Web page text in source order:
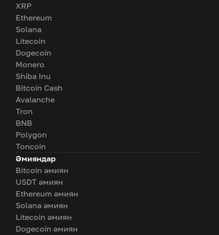
XRP
Ethereum
Solana
Litecoin
Dogecoin
Monero
Shiba Inu
Bitcoin Cash
Avalanche
Tron
BNB
Polygon
Toncoin
Әмияндар
Bitcoin әмиян
USDT әмиян
Ethereum әмиян
Solana әмиян
Litecoin әмиян
Dogecoin әмиян